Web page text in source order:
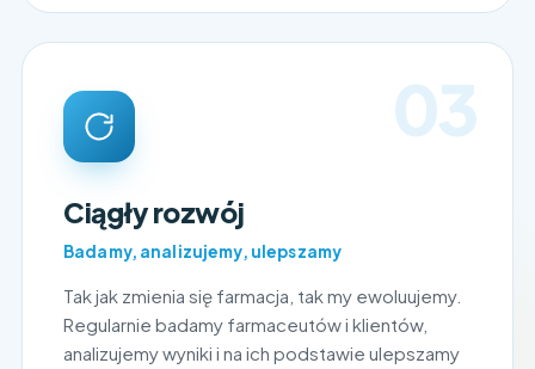
03
Ciągły rozwój
Badamy, analizujemy, ulepszamy
Tak jak zmienia się farmacja, tak my ewoluujemy.
Regularnie badamy farmaceutów i klientów,
analizujemy wyniki i na ich podstawie ulepszamy